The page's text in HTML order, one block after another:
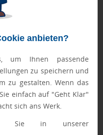
anbieten?
um Ihnen passende
zu speichern und
zu gestalten. Wenn das
einfach auf "Geht Klar"
sich ans Werk.
Sie in unserer